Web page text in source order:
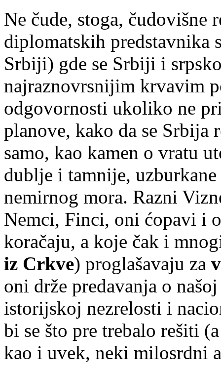
Ne čude, stoga, čudovišne
diplomatskih predstavnika
Srbiji) gde se Srbiji i
najraznovrsnijim krvavim
odgovornosti ukoliko ne
planove, kako da se Srbija
samo, kao kamen o vratu
dublje i tamnije,
nemirnog mora. Razni
Nemci, Finci, oni ćopavi i
koračaju, a koje čak i
iz Crkve) proglašavaju za
oni drže predavanja o
istorijskoj nezrelosti i
bi se što pre trebalo rešiti
kao i uvek, neki milosrdni